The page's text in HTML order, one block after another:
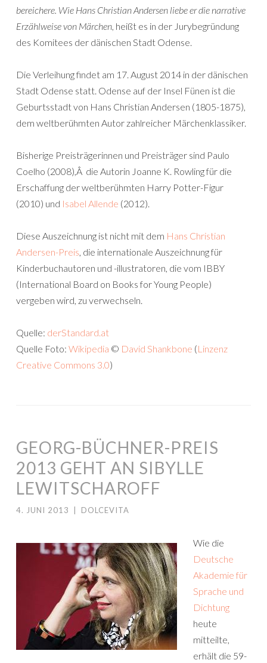
bereichere. Wie Hans Christian Andersen liebe er die narrative
Erzählweise von Märchen, heißt es in der Jurybegründung
des Komitees der dänischen Stadt Odense.
Die Verleihung findet am 17. August 2014 in der dänischen
Stadt Odense statt. Odense auf der Insel Fünen ist die
Geburtsstadt von Hans Christian Andersen (1805-1875),
dem weltberühmten Autor zahlreicher Märchenklassiker.
Bisherige Preisträgerinnen und Preisträger sind Paulo
Coelho (2008),Â die Autorin Joanne K. Rowling für die
Erschaffung der weltberühmten Harry Potter-Figur
(2010) und Isabel Allende (2012).
Diese Auszeichnung ist nicht mit dem Hans Christian
Andersen-Preis, die internationale Auszeichnung für
Kinderbuchautoren und -illustratoren, die vom IBBY
(International Board on Books for Young People)
vergeben wird, zu verwechseln.
Quelle: derStandard.at
Quelle Foto: Wikipedia © David Shankbone (Linzenz
Creative Commons 3.0)
GEORG-BÜCHNER-PREIS
2013 GEHT AN SIBYLLE
LEWITSCHAROFF
4. JUNI 2013 DOLCEVITA
Wie die
Deutsche
Akademie für
Sprache und
Dichtung
heute
mitteilte,
erhält die 59-